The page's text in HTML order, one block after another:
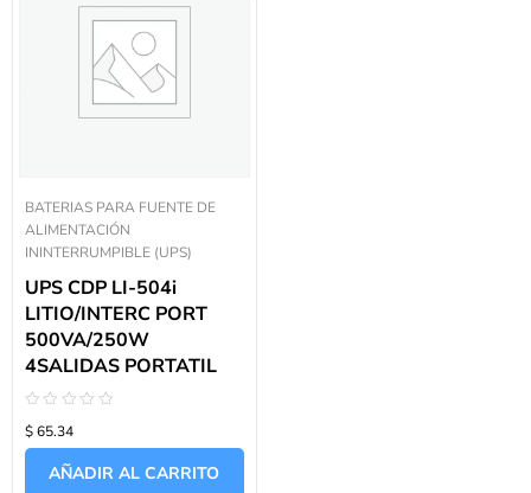
BATERIAS PARA FUENTE DE
ALIMENTACIÓN
ININTERRUMPIBLE (UPS)
UPS CDP LI-504i
LITIO/INTERC PORT
500VA/250W
4SALIDAS PORTATIL
con
0
$ 65.34
AÑADIR AL CARRITO